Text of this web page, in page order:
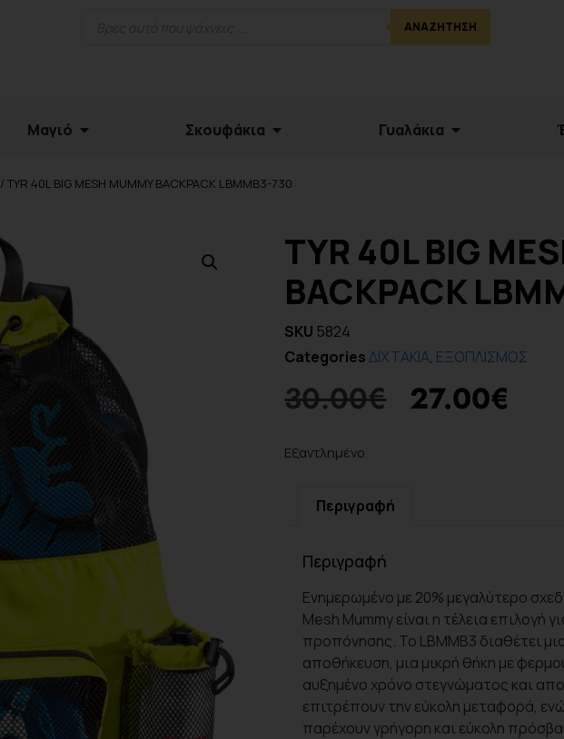
ΑΝΑΖΉΤΗΣΗ
Μαγιό Σκουφάκια Γυαλάκια
/ TYR 40L BIG MESH MUMMY BACKPACK LBMMB3-730
TYR 40L BIG
BACKPACK
SKU 5824
CategoriesΔΙΧΤΑΚΙΑ, ΕΞΟΠΛΙΣΜΟΣ
30.00€ 27.00€
Εξαντλημένο
Περιγραφή
Περιγραφή
Ενημερωμένο με 20% μεγαλύτερο
Mesh Mummy είναι η τέλεια επιλογή
προπόνησης. Το LBMMB3 διαθέτει
αποθήκευση, μια μικρή θήκη με
αυξημένο χρόνο στεγνώματος και
επιτρέπουν την εύκολη μεταφορά,
παρέχουν γρήγορη και εύκολη